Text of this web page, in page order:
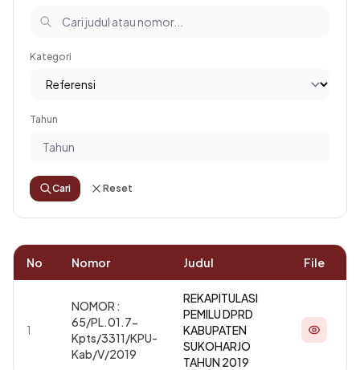
Kategori
Tahun
Cari Reset
No Nomor Judul File
1
NOMOR :
65/PL.01.7-
Kpts/3311/KPU-
Kab/V/2019
REKAPITULASI
PEMILU DPRD
KABUPATEN
SUKOHARJO
TAHUN 2019